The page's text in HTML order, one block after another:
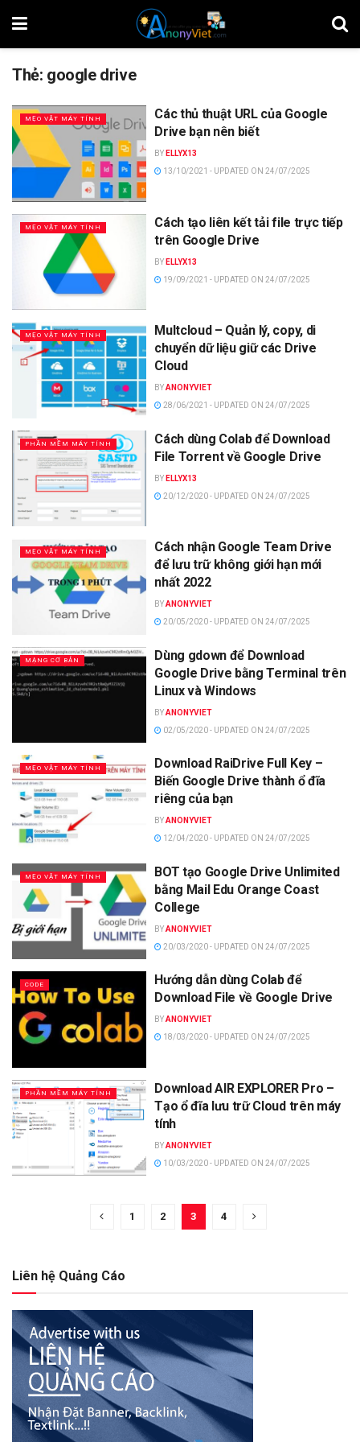
Thẻ: google drive
MẸO VẶT MÁY TÍNH
Các thủ thuật URL của Google
Drive bạn nên biết
BY ELLYX13
13/10/2021 - UPDATED ON 24/07/2025
MẸO VẶT MÁY TÍNH
Cách tạo liên kết tải file trực tiếp
trên Google Drive
BY ELLYX13
19/09/2021 - UPDATED ON 24/07/2025
MẸO VẶT MÁY TÍNH
Multcloud – Quản lý, copy, di
chuyển dữ liệu giữ các Drive
Cloud
BYANONYVIET
28/06/2021 - UPDATED ON 24/07/2025
PHẦN MỀM MÁY TÍNH
Cách dùng Colab để Download
File Torrent về Google Drive
BY ELLYX13
20/12/2020 - UPDATED ON 24/07/2025
MẸO VẶT MÁY TÍNH
Cách nhận Google Team Drive
để lưu trữ không giới hạn mới
nhất 2022
BYANONYVIET
20/05/2020 - UPDATED ON 24/07/2025
MẠNG CƠ BẢN
Dùng gdown để Download
Google Drive bằng Terminal trên
Linux và Windows
BYANONYVIET
02/05/2020 - UPDATED ON 24/07/2025
MẸO VẶT MÁY TÍNH
Download RaiDrive Full Key –
Biến Google Drive thành ổ đĩa
riêng của bạn
BYANONYVIET
12/04/2020 - UPDATED ON 24/07/2025
MẸO VẶT MÁY TÍNH
BOT tạo Google Drive Unlimited
bằng Mail Edu Orange Coast
College
BYANONYVIET
20/03/2020 - UPDATED ON 24/07/2025
CODE
Hướng dẫn dùng Colab để
Download File về Google Drive
BYANONYVIET
18/03/2020 - UPDATED ON 24/07/2025
PHẦN MỀM MÁY TÍNH
Download AIR EXPLORER Pro –
Tạo ổ đĩa lưu trữ Cloud trên máy
tính
BYANONYVIET
10/03/2020 - UPDATED ON 24/07/2025
1 2 3 4
Liên hệ Quảng Cáo